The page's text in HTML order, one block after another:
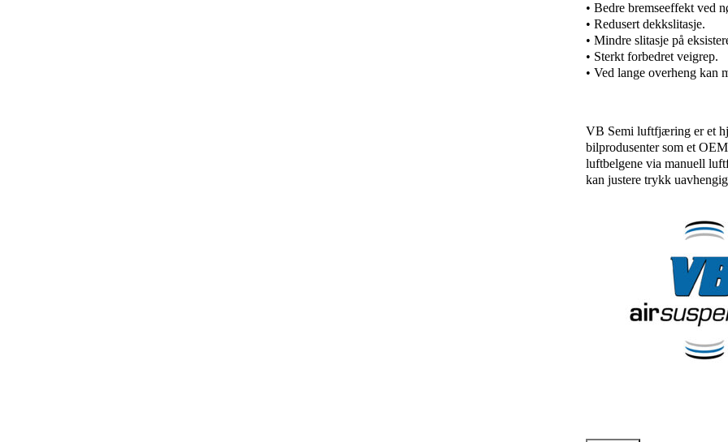
• Bedre bremseeffekt ved
• Redusert dekkslitasje.
• Mindre slitasje på
• Sterkt forbedret veigrep.
• Ved lange overheng kan
VB Semi luftfjæring er et
bilprodusenter som et
luftbelgene via manuell
kan justere trykk